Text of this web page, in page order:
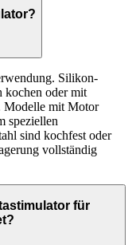
Silikon-
kochen oder mit
Modelle mit Motor
speziellen
sind kochfest oder
vollständig
für